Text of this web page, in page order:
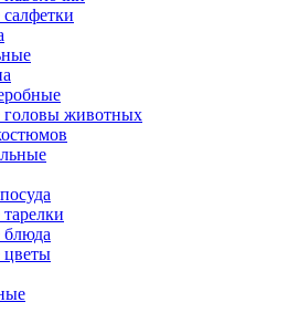
головы животных
блюда
цветы